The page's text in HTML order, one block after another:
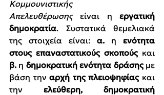
Κομμουνιστικής
Απελευθέρωσης είναι η εργατική
δημοκρατία. Συστατικά θεμελιακά
της στοιχεία είναι: α. η ενότητα
στους επαναστατικούς σκοπούς
β. η δημοκρατική ενότητα δράσης με
βάση την αρχή της πλειοψηφίας και
την ελεύθερη, δημοκρατική